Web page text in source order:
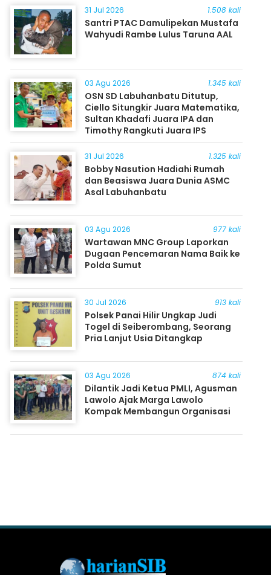
31 Jul 2026 1.508 kali
Santri PTAC Damulipekan Mustafa
Wahyudi Rambe Lulus Taruna AAL
03 Agu 2026 1.345 kali
OSN SD Labuhanbatu Ditutup,
Ciello Situngkir Juara Matematika,
Sultan Khadafi Juara IPA dan
Timothy Rangkuti Juara IPS
31 Jul 2026 1.325 kali
Bobby Nasution Hadiahi Rumah
dan Beasiswa Juara Dunia ASMC
Asal Labuhanbatu
03 Agu 2026 977 kali
Wartawan MNC Group Laporkan
Dugaan Pencemaran Nama Baik ke
Polda Sumut
30 Jul 2026 913 kali
Polsek Panai Hilir Ungkap Judi
Togel di Seiberombang, Seorang
Pria Lanjut Usia Ditangkap
03 Agu 2026 874 kali
Dilantik Jadi Ketua PMLI, Agusman
Lawolo Ajak Marga Lawolo
Kompak Membangun Organisasi